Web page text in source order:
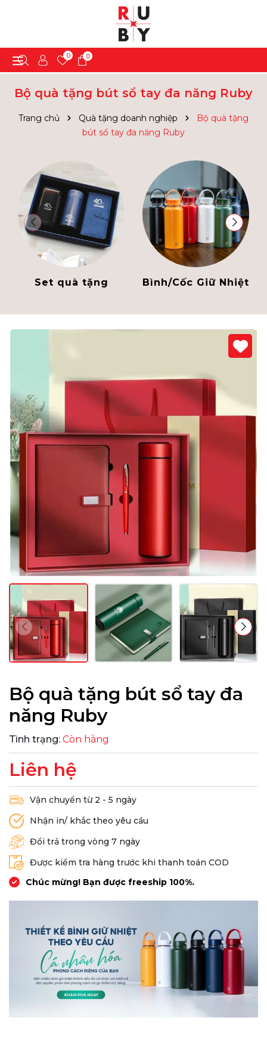
0 0
Bộ quà tặng bút sổ tay đa năng Ruby
Trang chủ Quà tặng doanh nghiệp
Bộ quà tặng
bút sổ tay đa năng Ruby
Set quà tặng Bình/Cốc Giữ Nhiệt
Bộ quà tặng bút sổ tay đa
năng Ruby
Tình trạng: Còn hàng
Liên hệ
Vận chuyển từ 2 - 5 ngày
Nhận in/ khắc theo yêu cầu
Đổi trả trong vòng 7 ngày
Được kiểm tra hàng trước khi thanh toán COD
Chúc mừng! Bạn được freeship 100%.